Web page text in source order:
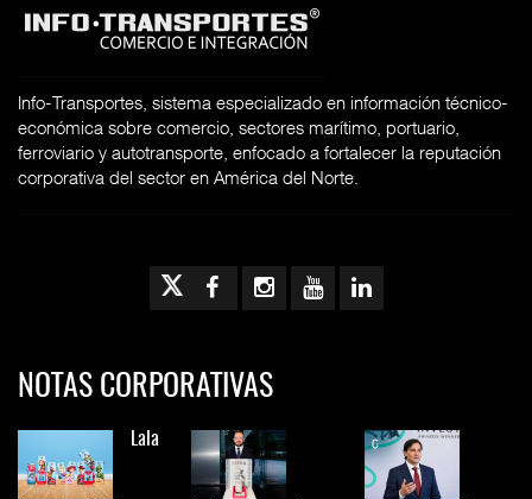
Info-Transportes, sistema especializado en información técnico-
económica sobre comercio, sectores marítimo, portuario,
ferroviario y autotransporte, enfocado a fortalecer la reputación
corporativa del sector en América del Norte.
NOTAS CORPORATIVAS
Lala